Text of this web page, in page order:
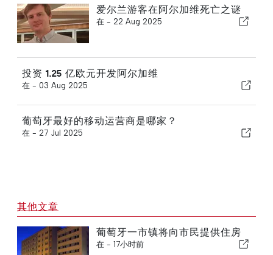
爱尔兰游客在阿尔加维死亡之谜
在 - 22 Aug 2025
投资 1.25 亿欧元开发阿尔加维
在 - 03 Aug 2025
葡萄牙最好的移动运营商是哪家？
在 - 27 Jul 2025
其他文章
葡萄牙一市镇将向市民提供住房
在 - 17小时前